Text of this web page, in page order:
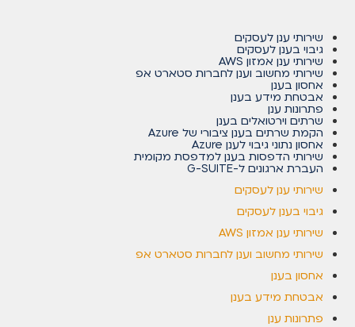
שירותי ענן לעסקים
גיבוי בענן לעסקים
שירותי ענן אמזון AWS
שירותי מחשוב וענן לחברות סטארט אפ
אחסון בענן
אבטחת מידע בענן
פתרונות ענן
שרתים וירטואלים בענן
הקמת שרתים בענן ציבורי של Azure
אחסון נתוני גיבוי לענן Azure
שירותי הדפסות בענן למדפסת מקומית
העברת ארגונים ל-G-SUITE
שירותי ענן לעסקים
גיבוי בענן לעסקים
שירותי ענן אמזון AWS
שירותי מחשוב וענן לחברות סטארט אפ
אחסון בענן
אבטחת מידע בענן
פתרונות ענן